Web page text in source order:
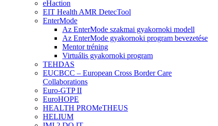
eHaction
EIT Health AMR DetecTool
EnterMode
Az EnterMode szakmai gyakornoki modell
Az EnterMode gyakornoki program bevezetése
Mentor tréning
Virtuális gyakornoki program
TEHDAS
EUCBCC – European Cross Border Care
Collaborations
Euro-GTP II
EuroHOPE
HEALTH PROMeTHEUS
HELIUM